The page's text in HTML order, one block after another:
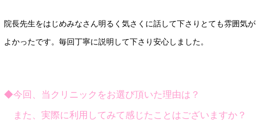
院長先生をはじめみなさん明るく気さくに話して下さりとても雰囲気が
よかったです。毎回丁寧に説明して下さり安心しました。
◆今回、当クリニックをお選び頂いた理由は？
また、実際に利用してみて感じたことはございますか？